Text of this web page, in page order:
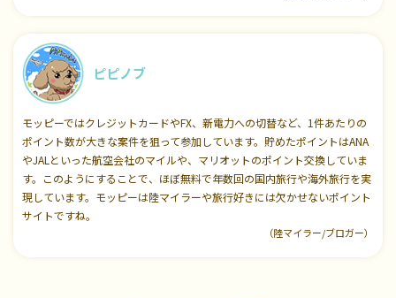
ピピノブ
モッピーではクレジットカードやFX、新電力への切替など、1件あたりの
ポイント数が大きな案件を狙って参加しています。貯めたポイントはANA
やJALといった航空会社のマイルや、マリオットのポイント交換していま
す。このようにすることで、ほぼ無料で年数回の国内旅行や海外旅行を実
現しています。モッピーは陸マイラーや旅行好きには欠かせないポイント
サイトですね。
（陸マイラー/ブロガー）